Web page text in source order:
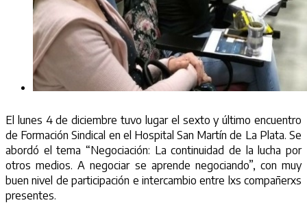
El lunes 4 de diciembre tuvo lugar el sexto y último encuentro
de Formación Sindical en el Hospital San Martín de La Plata. Se
abordó el tema “Negociación: La continuidad de la lucha por
otros medios. A negociar se aprende negociando”, con muy
buen nivel de participación e intercambio entre lxs compañerxs
presentes.